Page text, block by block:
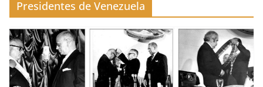
Presidentes de Venezuela